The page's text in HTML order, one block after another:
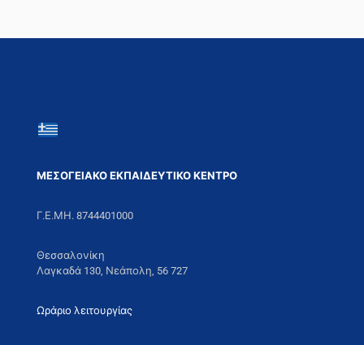
ΜΕΣΟΓΕΙΑΚΟ ΕΚΠΑΙΔΕΥΤΙΚΟ ΚΕΝΤΡΟ
Γ.Ε.ΜΗ. 8744401000
Θεσσαλονίκη
Λαγκαδά 130, Νεάπολη, 56 727
Ωράριο λειτουργίας